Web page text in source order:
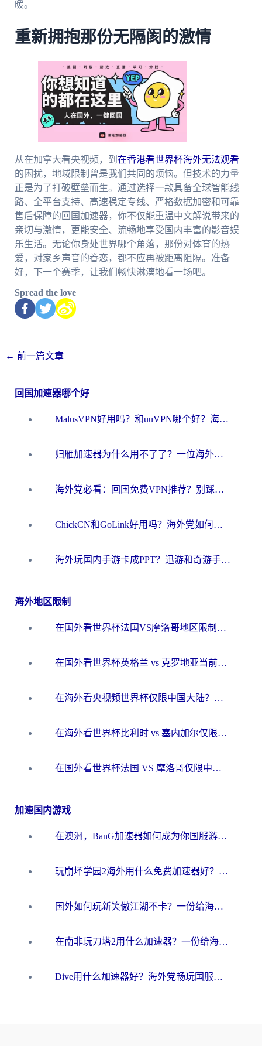
暖。
重新拥抱那份无隔阂的激情
从在加拿大看央视频，到 在香港看世界杯海外无法观看
的困扰，地域限制曾是我们共同的烦恼。但技术的力量
正是为了打破壁垒而生。通过选择一款具备全球智能线
路、全平台支持、高速稳定专线、严格数据加密和可靠
售后保障的回国加速器，你不仅能重温中文解说带来的
亲切与激情，更能安全、流畅地享受国内丰富的影音娱
乐生活。无论你身处世界哪个角落，那份对体育的热
爱，对家乡声音的眷恋，都不应再被距离阻隔。准备
好，下一个赛季，让我们畅快淋漓地看一场吧。
Spread the love
← 前一篇文章
回国加速器哪个好
MalusVPN好用吗？和uuVPN哪个好？海外党无缝访问国内资源的真实对比与选择指南
归雁加速器为什么用不了了？一位海外游子的真实困惑与技术解答
海外党必看：回国免费VPN推荐？别踩坑！教你选对加速器无缝刷国内资源
ChickCN和GoLink好用吗？海外党如何选对回国加速器
海外玩国内手游卡成PPT？迅游和奇游手游哪个好？一篇讲透回国加速器怎么选
海外地区限制
在国外看世界杯法国VS摩洛哥地区限制？这篇指南让你流畅看中文解说无压力
在国外看世界杯英格兰 vs 克罗地亚当前地区不可播放？这篇指南帮你搞定所有海外观赛难题
在海外看央视频世界杯仅限中国大陆？这篇指南帮你解锁中文解说+无卡顿直播
在海外看世界杯比利时 vs 塞内加尔仅限中国大陆？我找到了最流畅的中文解说之路
在国外看世界杯法国 VS 摩洛哥仅限中国大陆？海外党这样看中文解说赛事不卡顿
加速国内游戏
在澳洲，BanG加速器如何成为你国服游戏的“时光机”？
玩崩坏学园2海外用什么免费加速器好？2026海外党亲测国服游戏加速指南
国外如何玩新笑傲江湖不卡？一份给海外游子的终极网络指南
在南非玩刀塔2用什么加速器？一份给海外游子的终极生存指南
Dive用什么加速器好？海外党畅玩国服游戏的终极避坑指南